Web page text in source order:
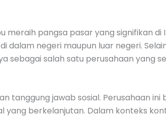
pangsa pasar yang signifikan di
negeri maupun luar negeri.
sebagai salah satu perusahaan yang
tanggung jawab sosial. Perusahaan ini
yang berkelanjutan. Dalam konteks